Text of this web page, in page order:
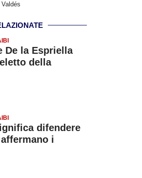
De la Espriella
della
difendere
affermano i